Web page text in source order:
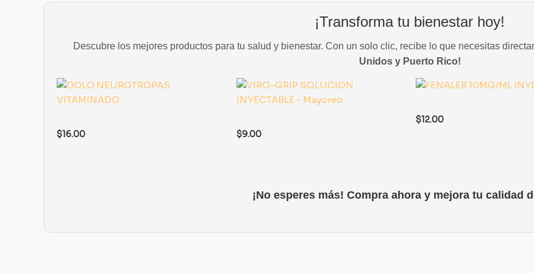
¡Transforma tu bienestar hoy!
Descubre los mejores productos para tu salud y bienestar. Con un solo clic, recibe lo que necesitas
Unidos y Puerto Rico!
$16.00 $9.00
$12.00
¡No esperes más! Compra ahora y mejora tu calidad